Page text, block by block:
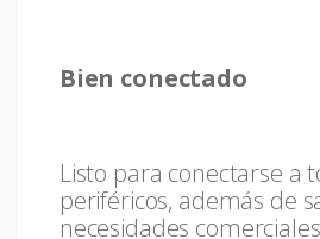
Bien conectado
Listo para conectarse a
periféricos, además de
necesidades